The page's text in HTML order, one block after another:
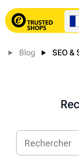
Blog SEO &